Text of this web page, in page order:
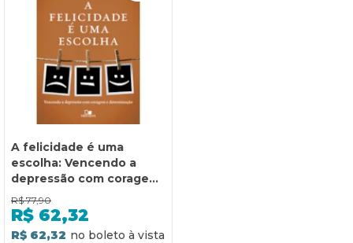
A felicidade é uma
escolha: Vencendo a
depressão com coragem
e determinação
R$ 77,90
R$ 62,32
R$ 62,32